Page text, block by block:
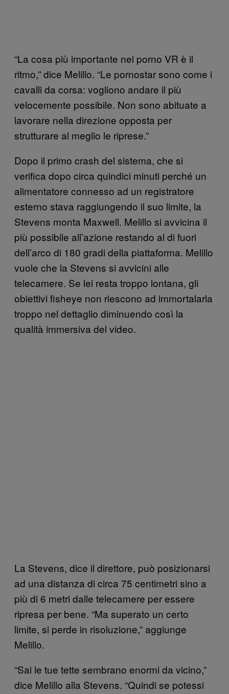
“La cosa più importante nel porno VR è il
ritmo,” dice Melillo. “Le pornostar sono come i
cavalli da corsa: vogliono andare il più
velocemente possibile. Non sono abituate a
lavorare nella direzione opposta per
strutturare al meglio le riprese.”
Dopo il primo crash del sistema, che si
verifica dopo circa quindici minuti perché un
alimentatore connesso ad un registratore
esterno stava raggiungendo il suo limite, la
Stevens monta Maxwell. Melillo si avvicina il
più possibile all’azione restando al di fuori
dell’arco di 180 gradi della piattaforma. Melillo
vuole che la Stevens si avvicini alle
telecamere. Se lei resta troppo lontana, gli
obiettivi fisheye non riescono ad immortalarla
troppo nel dettaglio diminuendo così la
qualità immersiva del video.
La Stevens, dice il direttore, può posizionarsi
ad una distanza di circa 75 centimetri sino a
più di 6 metri dalle telecamere per essere
ripresa per bene. “Ma superato un certo
limite, si perde in risoluzione,” aggiunge
Melillo.
“Sai le tue tette sembrano enormi da vicino,”
dice Melillo alla Stevens. “Quindi se potessi